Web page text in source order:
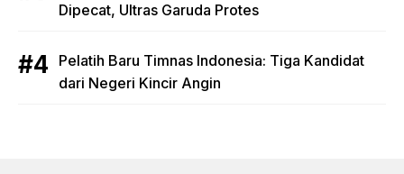
Dipecat, Ultras Garuda Protes
Pelatih Baru Timnas Indonesia: Tiga Kandidat
dari Negeri Kincir Angin